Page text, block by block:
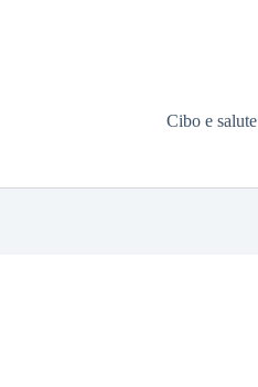
Cibo e salute